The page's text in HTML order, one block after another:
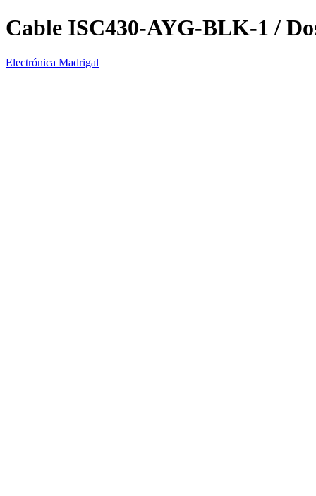
Cable ISC430-AYG-BLK-1 /
Electrónica Madrigal